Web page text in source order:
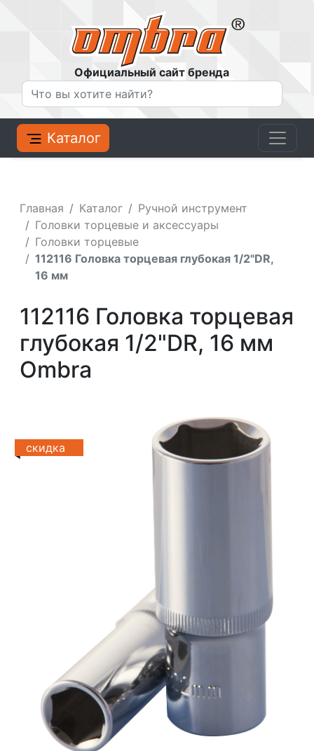
Официальный сайт бренда
Каталог
Главная Каталог
Ручной инструмент
Головки торцевые и аксессуары
Головки торцевые
112116 Головка торцевая глубокая 1/2"DR,
16 мм
112116 Головка торцевая
глубокая 1/2"DR, 16 мм
Ombra
скидка